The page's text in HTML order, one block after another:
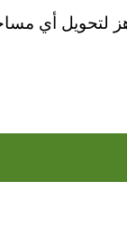
لتحويل أي